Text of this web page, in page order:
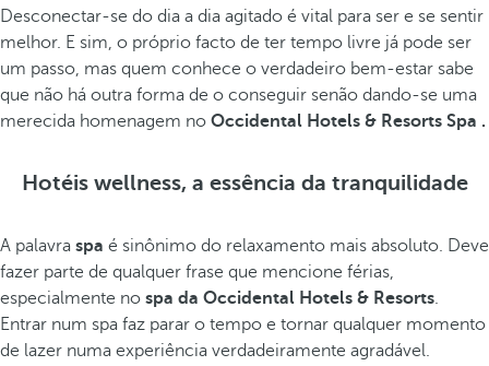
Desconectar-se do dia a dia agitado é vital para ser e se sentir
melhor. E sim, o próprio facto de ter tempo livre já pode ser
um passo, mas quem conhece o verdadeiro bem-estar sabe
que não há outra forma de o conseguir senão dando-se uma
merecida homenagem no Occidental Hotels & Resorts Spa .
Hotéis wellness, a essência da tranquilidade
A palavra spa é sinônimo do relaxamento mais absoluto. Deve
fazer parte de qualquer frase que mencione férias,
especialmente no spa da Occidental Hotels & Resorts.
Entrar num spa faz parar o tempo e tornar qualquer momento
de lazer numa experiência verdadeiramente agradável.